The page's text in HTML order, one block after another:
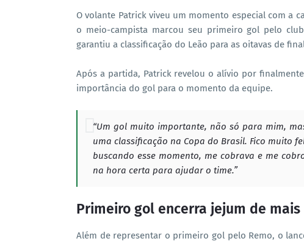
O volante Patrick viveu um momento especial com a
o meio-campista marcou seu primeiro gol pelo
garantiu a classificação do Leão para as oitavas de
Após a partida, Patrick revelou o alívio por
importância do gol para o momento da equipe.
“Um gol muito importante, não só para mim,
uma classificação na Copa do Brasil. Fico muito
buscando esse momento, me cobrava e me
na hora certa para ajudar o time.”
Primeiro gol encerra jejum de
Além de representar o primeiro gol pelo Remo, o